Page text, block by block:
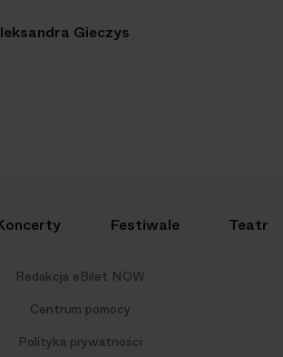
Gieczys
Festiwale Teatr
Redakcja eBilet NOW
Centrum pomocy
Polityka prywatności